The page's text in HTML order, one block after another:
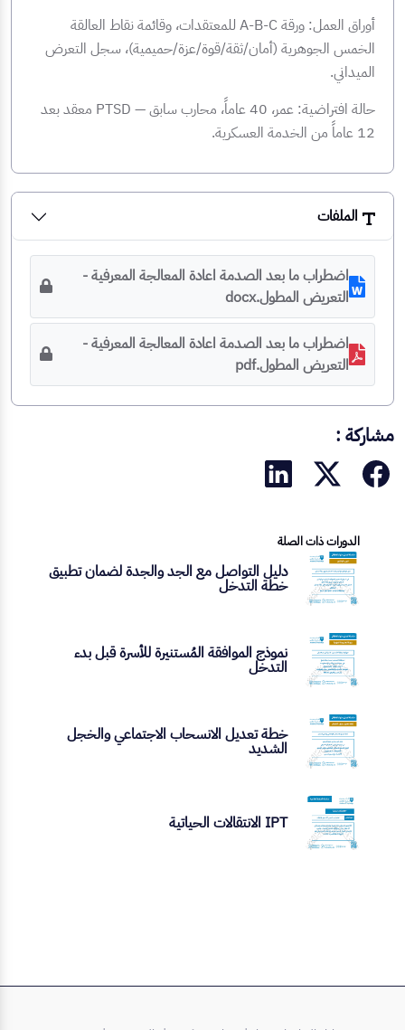
أوراق العمل: ورقة A-B-C للمعتقدات، وقائمة نقاط العالقة
الخمس الجوهرية (أمان/ثقة/قوة/عزة/حميمية)، سجل التعرض
الميداني.
حالة افتراضية: عمر، 40 عاماً، محارب سابق — PTSD معقد بعد
12 عاماً من الخدمة العسكرية.
الملفات
اضطراب ما بعد الصدمة اعادة المعالجة المعرفية -
التعريض المطول.docx
اضطراب ما بعد الصدمة اعادة المعالجة المعرفية -
التعريض المطول.pdf
مشاركة :
الدورات ذات الصلة
دليل التواصل مع الجد والجدة لضمان تطبيق
خطة التدخل
نموذج الموافقة المُستنيرة للأسرة قبل بدء
التدخل
خطة تعديل الانسحاب الاجتماعي والخجل
الشديد
IPT الانتقالات الحياتية